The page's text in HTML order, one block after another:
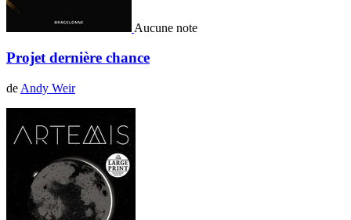
Aucune note
Projet dernière chance
de Andy Weir